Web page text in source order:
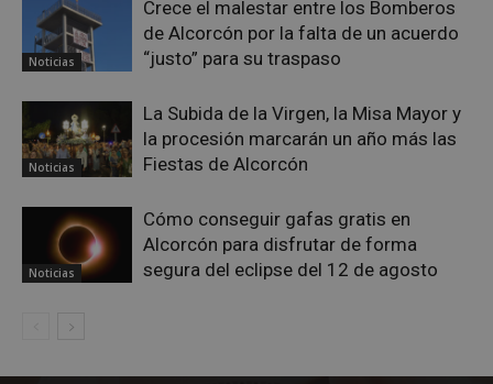
Noticias
Crece el malestar entre los Bomberos
de Alcorcón por la falta de un acuerdo
“justo” para su traspaso
Noticias
La Subida de la Virgen, la Misa Mayor y
la procesión marcarán un año más las
Fiestas de Alcorcón
Noticias
Cómo conseguir gafas gratis en
Alcorcón para disfrutar de forma
segura del eclipse del 12 de agosto
Inc.
embed.bsky.app
Spotify Inc.